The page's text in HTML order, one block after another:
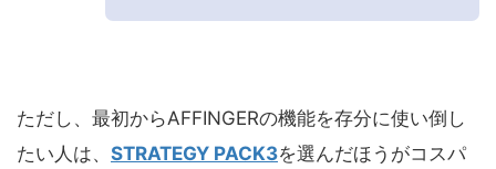
ただし、最初からAFFINGERの機能を存分に使い倒し
たい人は、 STRATEGY PACK3を選んだほうがコスパ